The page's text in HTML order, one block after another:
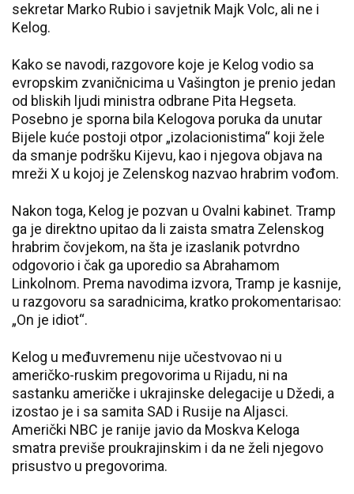
sekretar Marko Rubio i savjetnik Majk Volc, ali ne i
Kelog.
Kako se navodi, razgovore koje je Kelog vodio sa
evropskim zvaničnicima u Vašington je prenio jedan
od bliskih ljudi ministra odbrane Pita Hegseta.
Posebno je sporna bila Kelogova poruka da unutar
Bijele kuće postoji otpor „izolacionistima“ koji žele
da smanje podršku Kijevu, kao i njegova objava na
mreži X u kojoj je Zelenskog nazvao hrabrim vođom.
Nakon toga, Kelog je pozvan u Ovalni kabinet. Tramp
ga je direktno upitao da li zaista smatra Zelenskog
hrabrim čovjekom, na šta je izaslanik potvrdno
odgovorio i čak ga uporedio sa Abrahamom
Linkolnom. Prema navodima izvora, Tramp je kasnije,
u razgovoru sa saradnicima, kratko prokomentarisao:
„On je idiot“.
Kelog u međuvremenu nije učestvovao ni u
američko-ruskim pregovorima u Rijadu, ni na
sastanku američke i ukrajinske delegacije u Džedi, a
izostao je i sa samita SAD i Rusije na Aljasci.
Američki NBC je ranije javio da Moskva Keloga
smatra previše proukrajinskim i da ne želi njegovo
prisustvo u pregovorima.